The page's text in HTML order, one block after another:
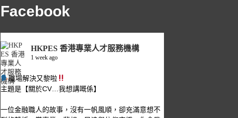
Facebook
HKPES 香港專業人才服務機構
1 week ago
職場解決又黎啦
主題是【關於CV…我想講嘅係】
一位金融職人的故事，沒有一帆風順，卻充滿意想不